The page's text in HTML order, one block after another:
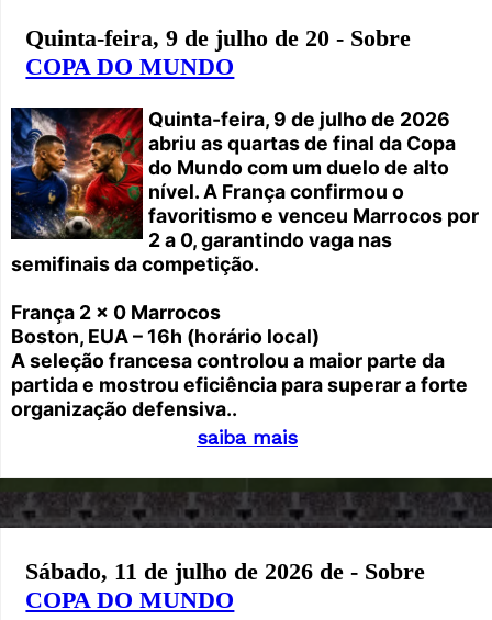
Quinta-feira, 9 de julho de 20 - Sobre
COPA DO MUNDO
Quinta-feira, 9 de julho de 2026
abriu as quartas de final da Copa
do Mundo com um duelo de alto
nível. A França confirmou o
favoritismo e venceu Marrocos por
2 a 0, garantindo vaga nas
semifinais da competição.
França 2 x 0 Marrocos
Boston, EUA – 16h (horário local)
A seleção francesa controlou a maior parte da
partida e mostrou eficiência para superar a forte
organização defensiva..
saiba mais
Sábado, 11 de julho de 2026 de - Sobre
COPA DO MUNDO